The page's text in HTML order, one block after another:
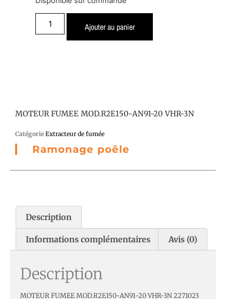
Ajouter au panier
MOTEUR FUMEE MOD.R2E150-AN91-20 VHR-3N
Catégorie Extracteur de fumée
Ramonage poêle
Description
Informations complémentaires Avis (0)
Description
MOTEUR FUMEE MOD.R2E150-AN91-20 VHR-3N 2271023